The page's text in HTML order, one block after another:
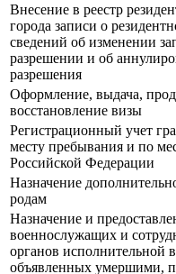
Внесение в реестр
города записи о
сведений об изменении
разрешении и об
разрешения
Оформление, выдача,
восстановление визы
Регистрационный учет
месту пребывания и по
Российской Федерации
Назначение
родам
Назначение и
военнослужащих и
органов исполнительной
объявленных умершими,